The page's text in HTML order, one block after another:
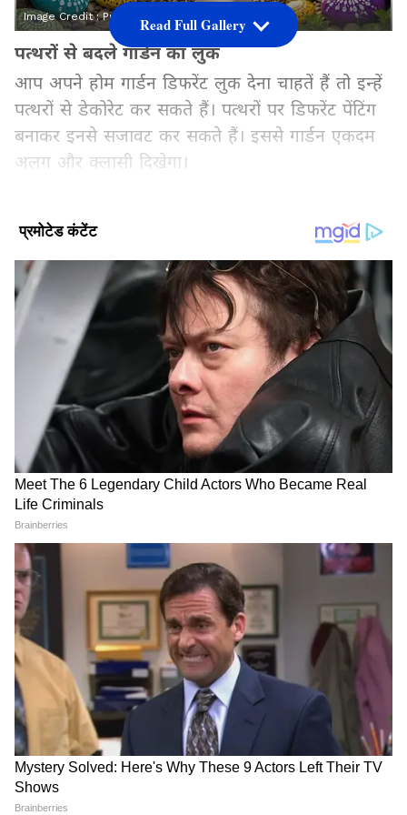
Image Credit :Pinterest\chatgpt
पत्थरों से बदले गार्डन का लुक
आप अपने होम गार्डन डिफरेंट लुक देना चाहतें हैं तो इन्हें
पत्थरों से डेकोरेट कर सकते हैं। पत्थरों पर डिफरेंट पेंटिंग
बनाकर इनसे सजावट कर सकते हैं। इससे गार्डन एकदम
अलग और क्लासी दिखेगा।
Add Asianetnews Hindi as a Preferred
2
Image Credit :
1. पत्थरों पर बनाएं फ्लावर डिजाइन
होम गार्डन को आर्टिस्किट लुक देने के लिए आप यहां
पत्थरों से सजावट कर सकते हैं। गार्डन में पड़े पत्थरों पर
रंग-बिरंगे कलर्स से पेंटिंग्स पर इन्हें अट्रैक्टिव बनाया जा
सकता है। आप इन पत्थरों पर फूलों की पेंटिंग बना सकते
हैं, जिससे आपका गार्डन सुंदर दिखेगा।
ये भी पढ़ें..Wall Hanging Home Designs: महंगे
शोपीस छोड़ें, वेस्ट चीजों से बनाएं वॉल हैंगिंग
Read Full Gallery